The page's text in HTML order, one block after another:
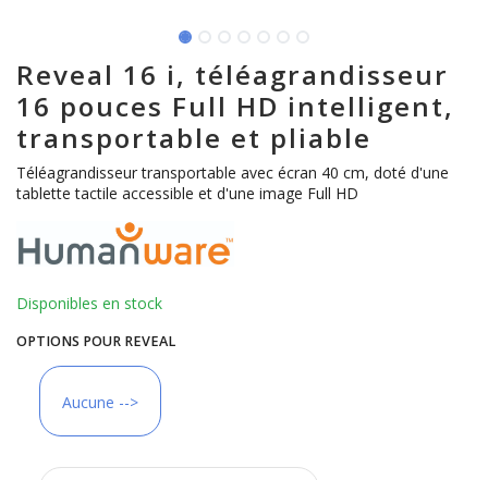
Reveal 16 i, téléagrandisseur
16 pouces Full HD intelligent,
transportable et pliable
Téléagrandisseur transportable avec écran 40 cm, doté d'une
tablette tactile accessible et d'une image Full HD
Disponibles en stock
OPTIONS POUR REVEAL
Aucune -->